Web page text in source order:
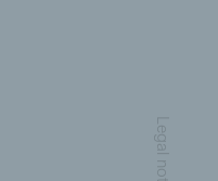
Legal notice